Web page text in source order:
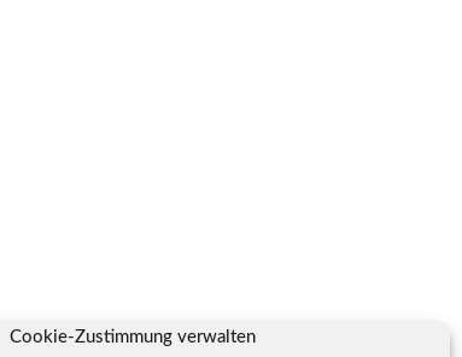
Cookie-Zustimmung verwalten